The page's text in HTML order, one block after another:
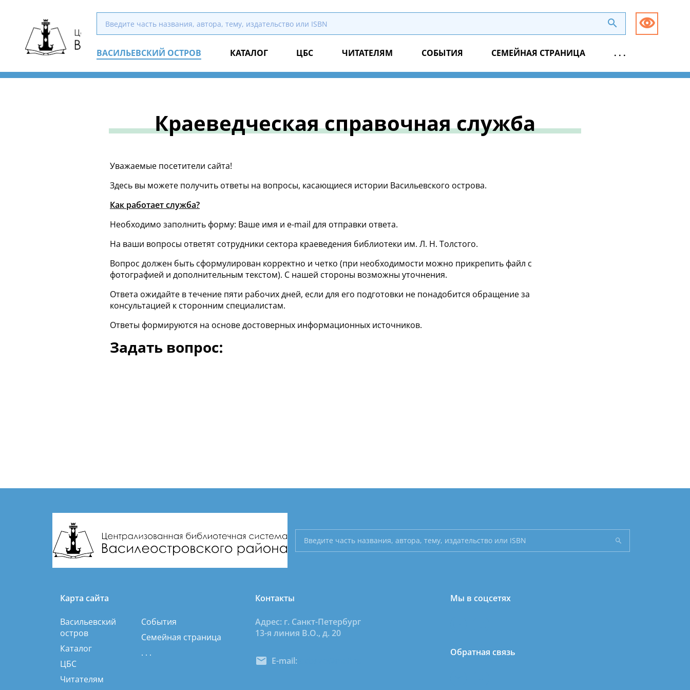
ВАСИЛЬЕВСКИЙ ОСТРОВ КАТАЛОГ ЦБС ЧИТАТЕЛЯМ СОБЫТИЯ СЕМЕЙНАЯ СТРАНИЦА . . .
Краеведческая справочная служба
Уважаемые посетители сайта!
Здесь вы можете получить ответы на вопросы, касающиеся истории Васильевского острова.
Как работает служба?
Необходимо заполнить форму: Ваше имя и e-mail для отправки ответа.
На ваши вопросы ответят сотрудники сектора краеведения библиотеки им. Л. Н. Толстого.
Вопрос должен быть сформулирован корректно и четко (при необходимости можно прикрепить файл с
фотографией и дополнительным текстом). С нашей стороны возможны уточнения.
Ответа ожидайте в течение пяти рабочих дней, если для его подготовки не понадобится обращение за
консультацией к сторонним специалистам.
Ответы формируются на основе достоверных информационных источников.
Задать вопрос:
Карта сайта
Васильевский
остров
Каталог
ЦБС
Читателям
События
Семейная страница
. . .
Контакты
Адрес: г. Санкт-Петербург
13-я линия В.О., д. 20
E-mail:
Мы в соцсетях
Обратная связь